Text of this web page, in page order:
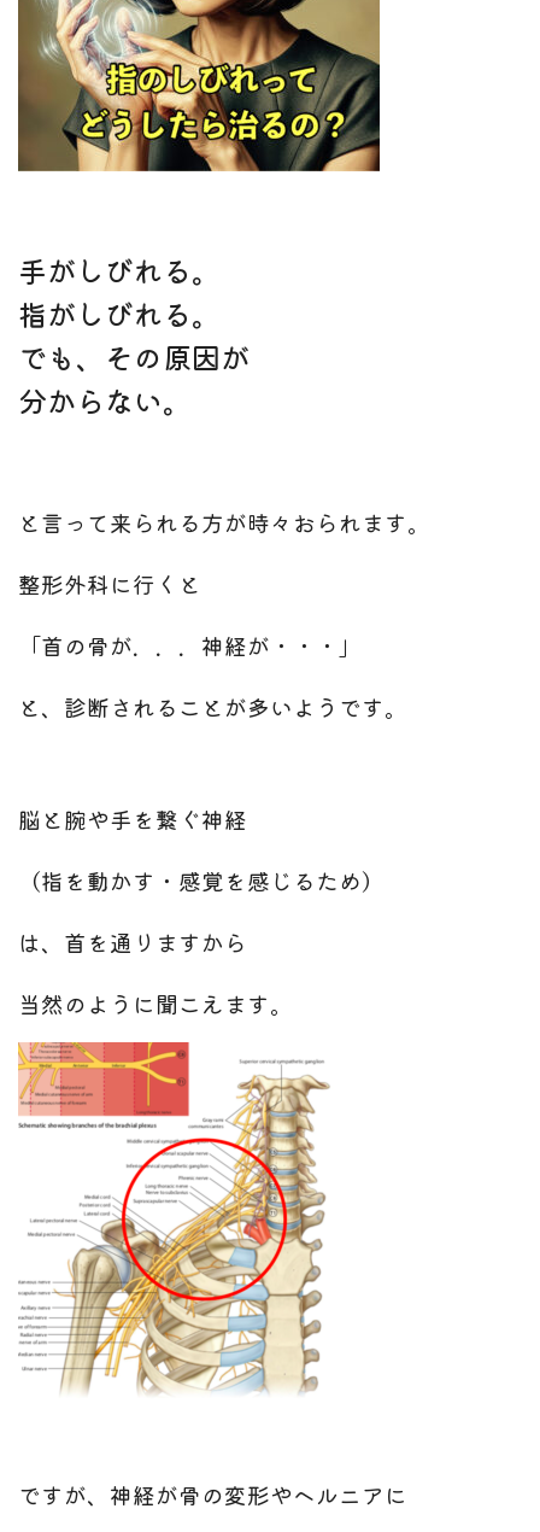
手がしびれる。
指がしびれる。
でも、その原因が
分からない。
と言って来られる方が時々おられます。
整形外科に行くと
「首の骨が．．．神経が・・・」
と、診断されることが多いようです。
脳と腕や手を繋ぐ神経
（指を動かす・感覚を感じるため）
は、 首を通りますから
当然のように聞こえます。
ですが、神経が骨の変形やヘルニアに